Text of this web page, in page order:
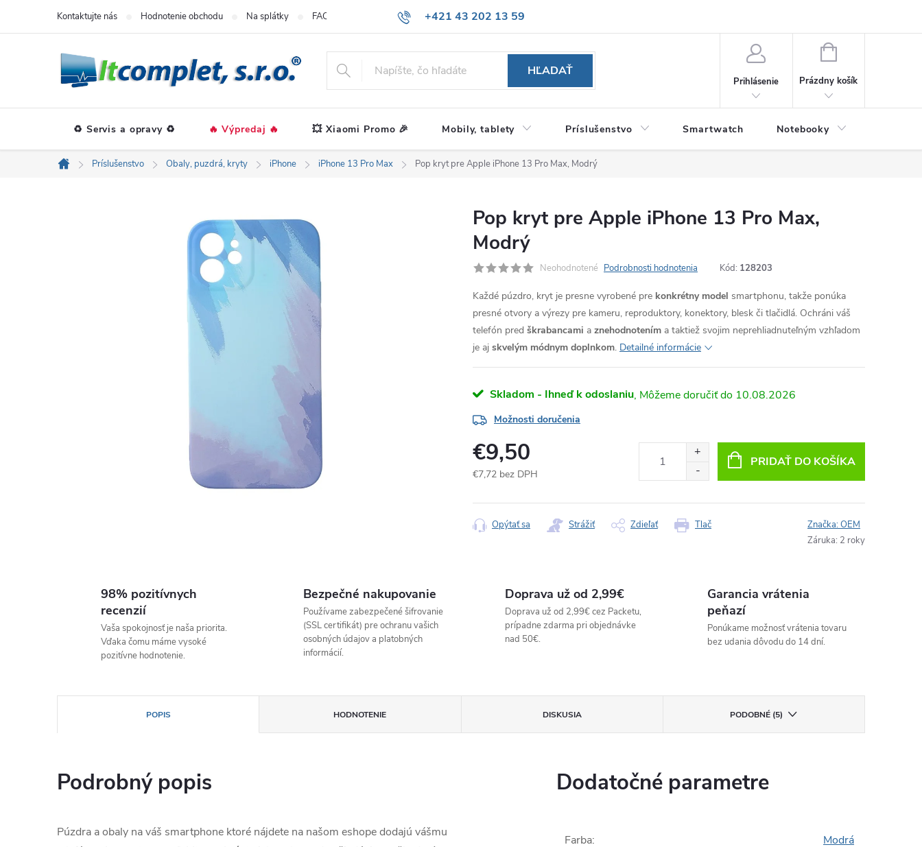
+421 43 202 13 59
Kontaktujte nás Hodnotenie obchodu Na splátky FAQ
HĽADAŤ
Prihlásenie
NÁKUPNÝ
Prázdny košík
♻️ Servis a opravy ♻️ 🔥 Výpredaj 🔥 💥 Xiaomi Promo 🎉 Mobily, tablety Príslušenstvo Smartwatch Notebooky
Domov
Príslušenstvo Obaly, puzdrá, kryty iPhone iPhone 13 Pro Max Pop kryt pre Apple iPhone 13 Pro Max, Modrý
Pop kryt pre Apple iPhone 13 Pro Max,
Modrý
Neohodnotené Podrobnosti hodnotenia Kód: 128203
Každé púzdro, kryt je presne vyrobené pre konkrétny model smartphonu, takže ponúka
presné otvory a výrezy pre kameru, reproduktory, konektory, blesk či tlačidlá. Ochráni váš
telefón pred škrabancami a znehodnotením a taktiež svojim neprehliadnuteľným vzhľadom
je aj skvelým módnym doplnkom. Detailné informácie
Skladom - Ihneď k odoslaniu 10.08.2026
Možnosti doručenia
€9,50
€7,72 bez DPH
cena:
PRIDAŤ DO KOŠÍKA
Tlač
Opýtať sa Strážiť Zdieľať Značka:OEM
Záruka: 2 roky
98% pozitívnych
recenzií
Vaša spokojnosť je naša priorita.
Vďaka čomu máme vysoké
pozitívne hodnotenie.
Bezpečné nakupovanie
Používame zabezpečené šifrovanie
(SSL certifikát) pre ochranu vašich
osobných údajov a platobných
informácií.
Doprava už od 2,99€
Doprava už od 2,99€ cez Packetu,
prípadne zdarma pri objednávke
nad 50€.
Garancia vrátenia
peňazí
Ponúkame možnosť vrátenia tovaru
bez udania dôvodu do 14 dní.
POPIS HODNOTENIE DISKUSIA PODOBNÉ (5)
Podrobný popis
Púzdra a obaly na váš smartphone ktoré nájdete na našom eshope dodajú vášmu
Dodatočné parametre
Farba: Modrá